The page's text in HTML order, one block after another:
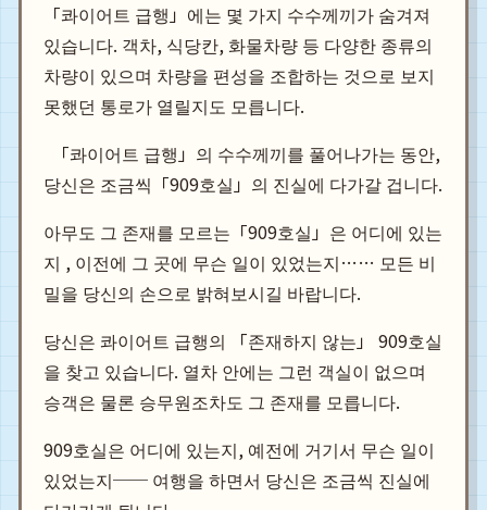
「콰이어트 급행」에는 몇 가지 수수께끼가 숨겨져
있습니다. 객차, 식당칸, 화물차량 등 다양한 종류의
차량이 있으며 차량을 편성을 조합하는 것으로 보지
못했던 통로가 열릴지도 모릅니다.
아무도 그 존재를 모르는「909호실」은 어디에 있는
지 , 이전에 그 곳에 무슨 일이 있었는지…… 모든 비
밀을 당신의 손으로 밝혀보시길 바랍니다.
당신은 콰이어트 급행의 「존재하지 않는」 909호실
을 찾고 있습니다. 열차 안에는 그런 객실이 없으며
승객은 물론 승무원조차도 그 존재를 모릅니다.
909호실은 어디에 있는지, 예전에 거기서 무슨 일이
있었는지── 여행을 하면서 당신은 조금씩 진실에